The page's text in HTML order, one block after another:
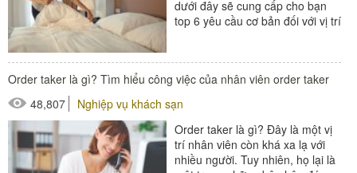
dưới đây sẽ cung cấp cho bạn
top 6 yêu cầu cơ bản đối với vị trí
#Buồng phòng khách sạn
#thiết bị buồng phòng
#xe giặt là
Order taker là gì? Tìm hiểu công việc của nhân viên order taker
48,807
Nghiệp vụ khách sạn
Order taker là gì? Đây là một vị
trí nhân viên còn khá xa lạ với
nhiều người. Tuy nhiên, họ lại là